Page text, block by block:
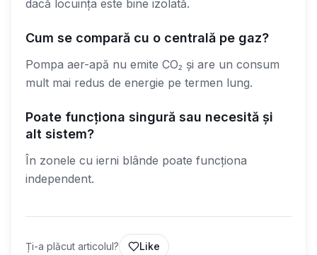
dacă locuința este bine izolată.
Cum se compară cu o centrală pe gaz?
Pompa aer-apă nu emite CO₂ și are un consum
mult mai redus de energie pe termen lung.
Poate funcționa singură sau necesită și
alt sistem?
În zonele cu ierni blânde poate funcționa
independent.
Ți-a plăcut articolul?
Like